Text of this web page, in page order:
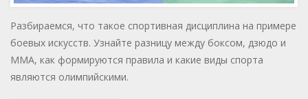
Разбираемся, что такое спортивная дисциплина на примере
боевых искусств. Узнайте разницу между боксом, дзюдо и
MMA, как формируются правила и какие виды спорта
являются олимпийскими.